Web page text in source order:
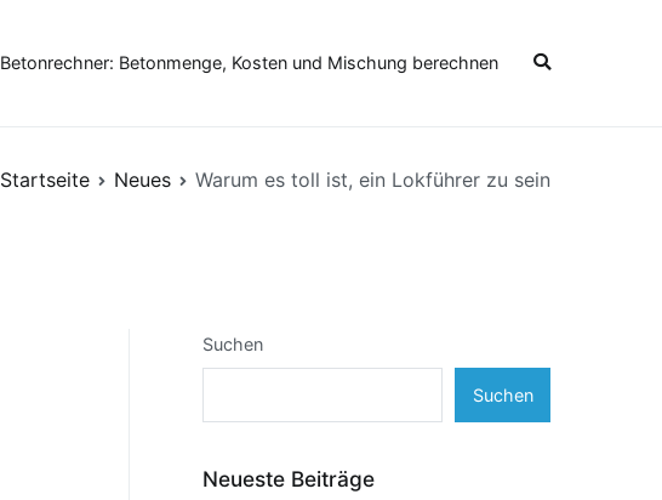
Betonrechner: Betonmenge, Kosten und Mischung berechnen
Startseite Neues Warum es toll ist, ein Lokführer zu sein
Suchen
Suchen
Neueste Beiträge